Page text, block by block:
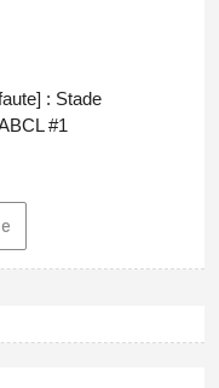
: Stade
#1